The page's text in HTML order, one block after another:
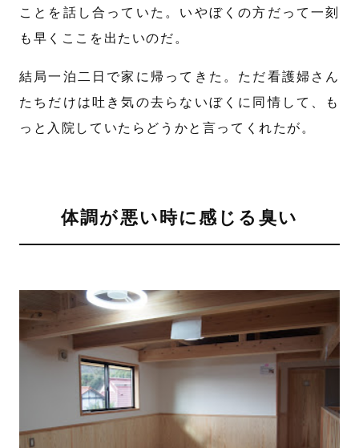
ことを話し合っていた。いやぼくの方だって一刻
も早くここを出たいのだ。
結局一泊二日で家に帰ってきた。ただ看護婦さん
たちだけは吐き気の去らないぼくに同情して、も
っと入院していたらどうかと言ってくれたが。
体調が悪い時に感じる臭い